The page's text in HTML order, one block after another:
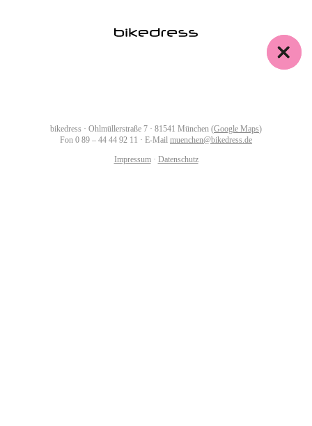
bikedress · Ohlmüllerstraße 7 · 81541 München (Google Maps)
Fon 0 89 – 44 44 92 11 · E-Mail muenchen@bikedress.de
Impressum· Datenschutz